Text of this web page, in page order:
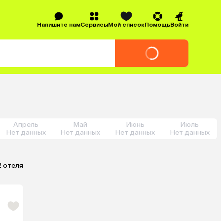
Напишите намСервисыМой списокПомощьВойти
Апрель
Нет данных
Май
Нет данных
Июнь
Нет данных
Июль
Нет данных
отеля